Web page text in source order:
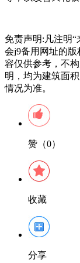
免责声明:凡注明
会j9备用网址的
容仅供参考，不
明，均为建筑面
情况为准。
赞（0）
收藏
分享